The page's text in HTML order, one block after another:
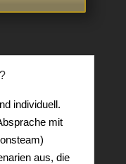
individuell.
mit
aus, die